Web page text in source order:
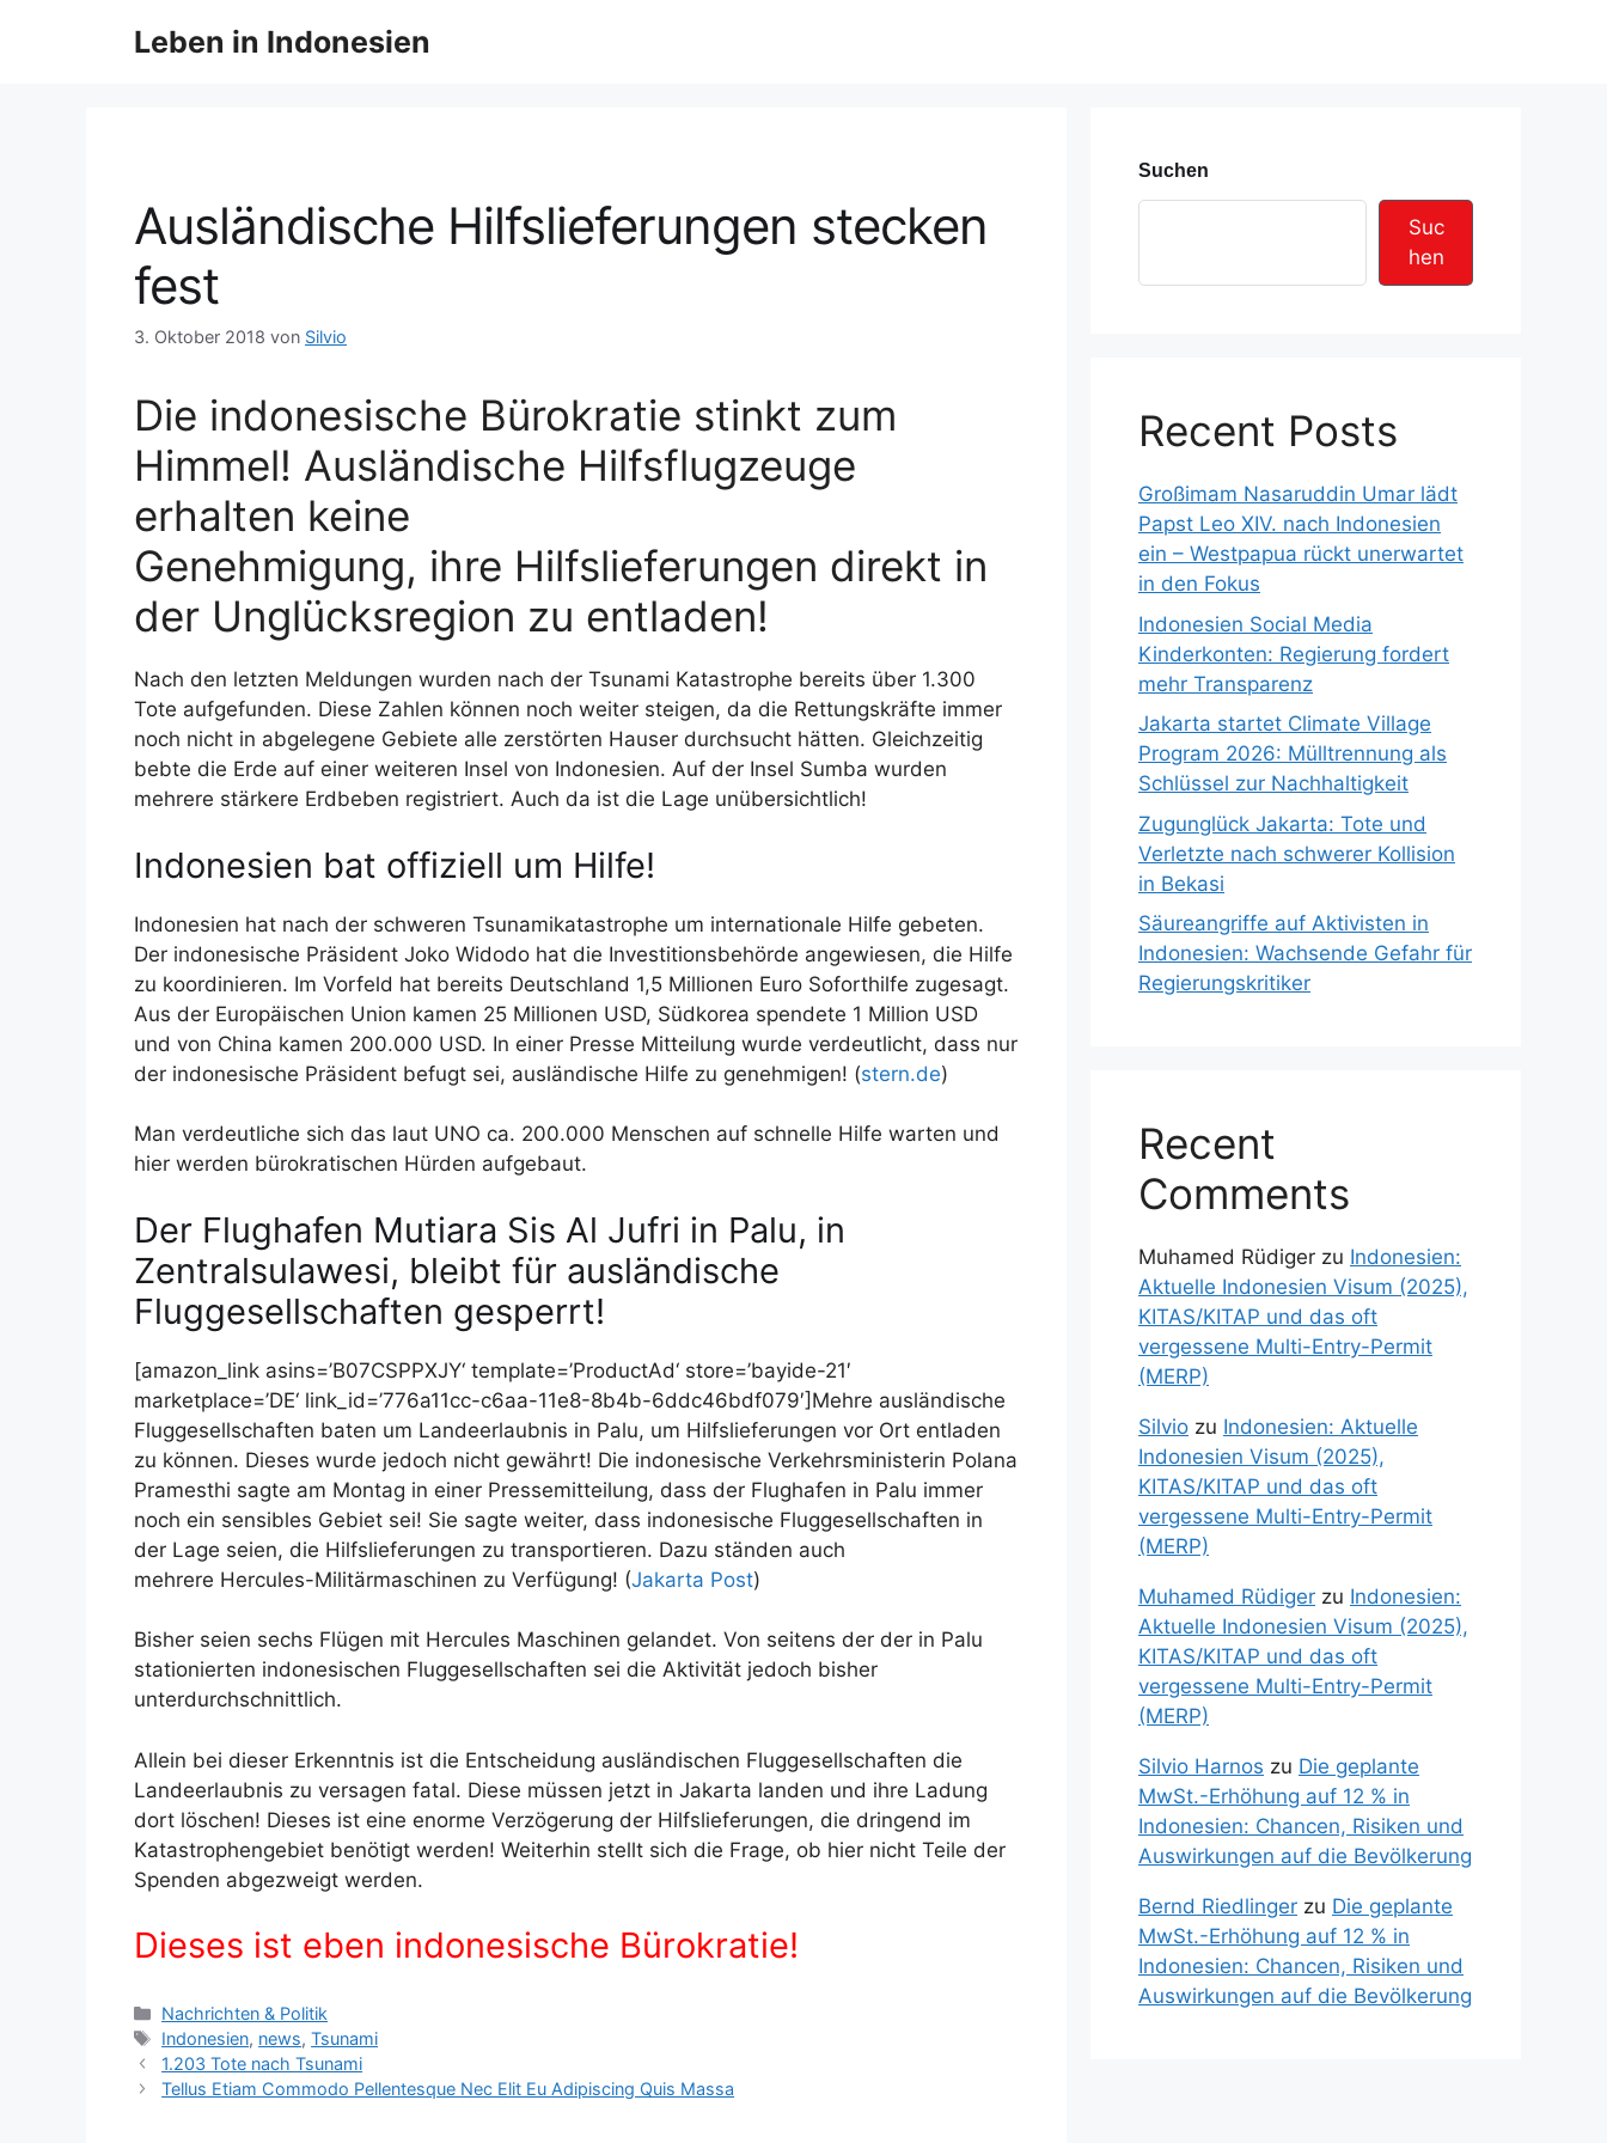
Leben in Indonesien
Ausländische Hilfslieferungen stecken
fest
3. Oktober 2018 von Silvio
Die indonesische Bürokratie stinkt zum
Himmel! Ausländische Hilfsflugzeuge
erhalten keine
Genehmigung, ihre Hilfslieferungen direkt in
der Unglücksregion zu entladen!
Nach den letzten Meldungen wurden nach der Tsunami Katastrophe bereits über 1.300
Tote aufgefunden. Diese Zahlen können noch weiter steigen, da die Rettungskräfte immer
noch nicht in abgelegene Gebiete alle zerstörten Hauser durchsucht hätten. Gleichzeitig
bebte die Erde auf einer weiteren Insel von Indonesien. Auf der Insel Sumba wurden
mehrere stärkere Erdbeben registriert. Auch da ist die Lage unübersichtlich!
Indonesien bat offiziell um Hilfe!
Indonesien hat nach der schweren Tsunamikatastrophe um internationale Hilfe gebeten.
Der indonesische Präsident Joko Widodo hat die Investitionsbehörde angewiesen, die Hilfe
zu koordinieren. Im Vorfeld hat bereits Deutschland 1,5 Millionen Euro Soforthilfe zugesagt.
Aus der Europäischen Union kamen 25 Millionen USD, Südkorea spendete 1 Million USD
und von China kamen 200.000 USD. In einer Presse Mitteilung wurde verdeutlicht, dass nur
der indonesische Präsident befugt sei, ausländische Hilfe zu genehmigen! (stern.de)
Man verdeutliche sich das laut UNO ca. 200.000 Menschen auf schnelle Hilfe warten und
hier werden bürokratischen Hürden aufgebaut.
Der Flughafen Mutiara Sis Al Jufri in Palu, in
Zentralsulawesi, bleibt für ausländische
Fluggesellschaften gesperrt!
[amazon_link asins=’B07CSPPXJY‘ template=’ProductAd‘ store=’bayide-21′
marketplace=’DE‘ link_id=’776a11cc-c6aa-11e8-8b4b-6ddc46bdf079′]Mehre ausländische
Fluggesellschaften baten um Landeerlaubnis in Palu, um Hilfslieferungen vor Ort entladen
zu können. Dieses wurde jedoch nicht gewährt! Die indonesische Verkehrsministerin Polana
Pramesthi sagte am Montag in einer Pressemitteilung, dass der Flughafen in Palu immer
noch ein sensibles Gebiet sei! Sie sagte weiter, dass indonesische Fluggesellschaften in
der Lage seien, die Hilfslieferungen zu transportieren. Dazu ständen auch
mehrere Hercules-Militärmaschinen zu Verfügung! (Jakarta Post)
Bisher seien sechs Flügen mit Hercules Maschinen gelandet. Von seitens der der in Palu
stationierten indonesischen Fluggesellschaften sei die Aktivität jedoch bisher
unterdurchschnittlich.
Allein bei dieser Erkenntnis ist die Entscheidung ausländischen Fluggesellschaften die
Landeerlaubnis zu versagen fatal. Diese müssen jetzt in Jakarta landen und ihre Ladung
dort löschen! Dieses ist eine enorme Verzögerung der Hilfslieferungen, die dringend im
Katastrophengebiet benötigt werden! Weiterhin stellt sich die Frage, ob hier nicht Teile der
Spenden abgezweigt werden.
Dieses ist eben indonesische Bürokratie!
K
a
t
e
Nachrichten & Politik
S
c
h
Indonesien, news,Tsunami
1.203 Tote nach Tsunami
Tellus Etiam Commodo Pellentesque Nec Elit Eu Adipiscing Quis Massa
Suchen
Suc
hen
Recent Posts
Großimam Nasaruddin Umar lädt
Papst Leo XIV. nach Indonesien
ein – Westpapua rückt unerwartet
in den Fokus
Indonesien Social Media
Kinderkonten: Regierung fordert
mehr Transparenz
Jakarta startet Climate Village
Program 2026: Mülltrennung als
Schlüssel zur Nachhaltigkeit
Zugunglück Jakarta: Tote und
Verletzte nach schwerer Kollision
in Bekasi
Säureangriffe auf Aktivisten in
Indonesien: Wachsende Gefahr für
Regierungskritiker
Recent
Comments
Muhamed Rüdiger zu Indonesien:
Aktuelle Indonesien Visum (2025),
KITAS/KITAP und das oft
vergessene Multi-Entry-Permit
(MERP)
Silvio zu Indonesien: Aktuelle
Indonesien Visum (2025),
KITAS/KITAP und das oft
vergessene Multi-Entry-Permit
(MERP)
Muhamed Rüdiger zu Indonesien:
Aktuelle Indonesien Visum (2025),
KITAS/KITAP und das oft
vergessene Multi-Entry-Permit
(MERP)
Silvio Harnos zu Die geplante
MwSt.-Erhöhung auf 12 % in
Indonesien: Chancen, Risiken und
Auswirkungen auf die Bevölkerung
Bernd Riedlinger zu Die geplante
MwSt.-Erhöhung auf 12 % in
Indonesien: Chancen, Risiken und
Auswirkungen auf die Bevölkerung